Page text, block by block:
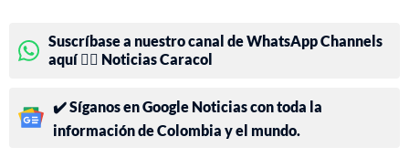
Suscríbase a nuestro canal de WhatsApp Channels
aquí 👉🏻 Noticias Caracol
✔️ Síganos en Google Noticias con toda la
información de Colombia y el mundo.